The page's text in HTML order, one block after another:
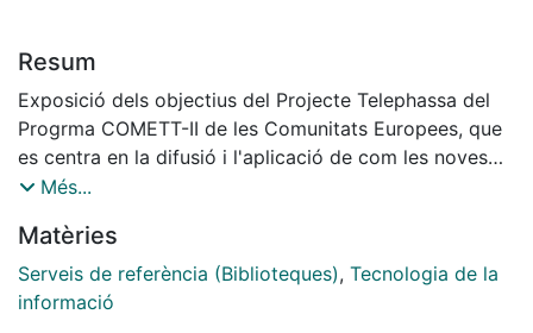
Resum
Exposició dels objectius del Projecte Telephassa del
Progrma COMETT-II de les Comunitats Europees, que
es centra en la difusió i l'aplicació de com les noves
tecnologies poden ajudar a proporcionar serveis
Més...
Matèries
Serveis de referència (Biblioteques), Tecnologia de la
informació